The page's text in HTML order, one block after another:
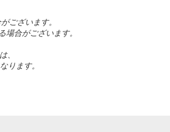
ございます。
合がございます。
、
ります。